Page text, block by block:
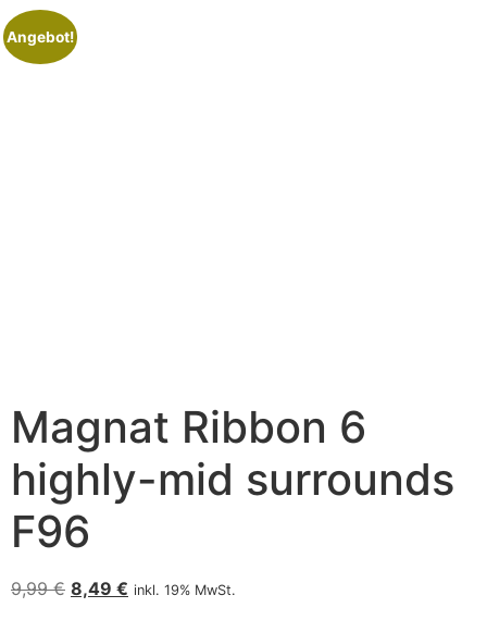
Angebot!
Magnat Ribbon 6
highly-mid surrounds
F96
9,99€ 8,49 € inkl. 19% MwSt.